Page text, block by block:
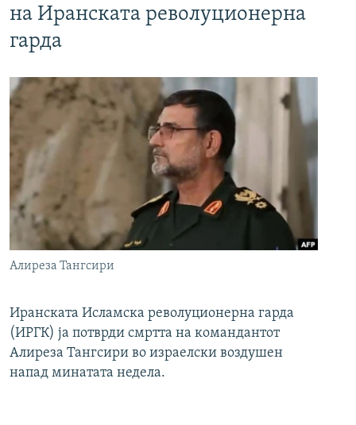
на Иранската револуционерна
гарда
Алиреза Тангсири
Иранската Исламска револуционерна гарда
(ИРГК) ја потврди смртта на командантот
Алиреза Тангсири во израелски воздушен
напад минатата недела.